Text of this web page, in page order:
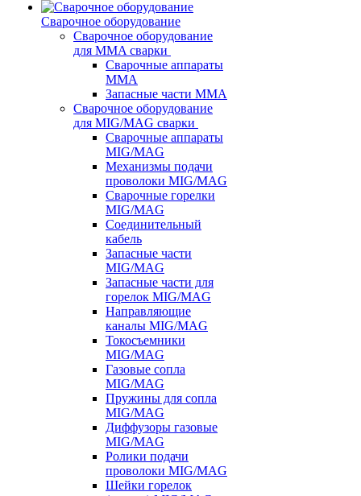
Сварочное оборудование
Сварочное оборудование
для MMA сварки
Сварочные аппараты
MMA
Запасные части MMA
Сварочное оборудование
для MIG/MAG сварки
Сварочные аппараты
MIG/MAG
Механизмы подачи
проволоки MIG/MAG
Сварочные горелки
MIG/MAG
Соединительный
кабель
Запасные части
MIG/MAG
Запасные части для
горелок MIG/MAG
Направляющие
каналы MIG/MAG
Токосъемники
MIG/MAG
Газовые сопла
MIG/MAG
Пружины для сопла
MIG/MAG
Диффузоры газовые
MIG/MAG
Ролики подачи
проволоки MIG/MAG
Шейки горелок